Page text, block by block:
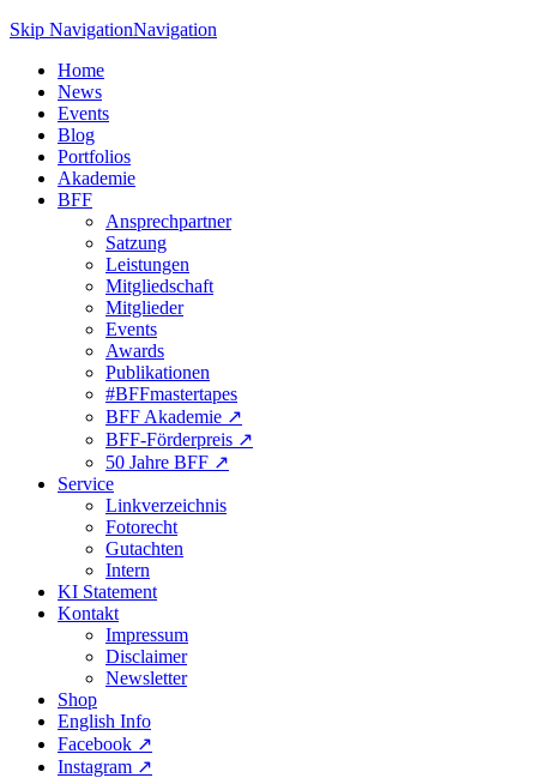
Skip NavigationNavigation
Home
News
Events
Blog
Portfolios
Akademie
BFF
Ansprechpartner
Satzung
Leistungen
Mitgliedschaft
Mitglieder
Events
Awards
Publikationen
#BFFmastertapes
BFF Akademie ↗︎
BFF-Förderpreis ↗︎
50 Jahre BFF ↗︎
Service
Linkverzeichnis
Fotorecht
Gutachten
Intern
KI Statement
Kontakt
Impressum
Disclaimer
Newsletter
Shop
English Info
Facebook ↗︎
Instagram ↗︎